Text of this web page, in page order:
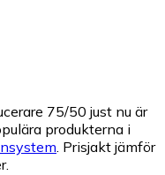
75/50 just nu är
produkterna i
. Prisjakt jämför